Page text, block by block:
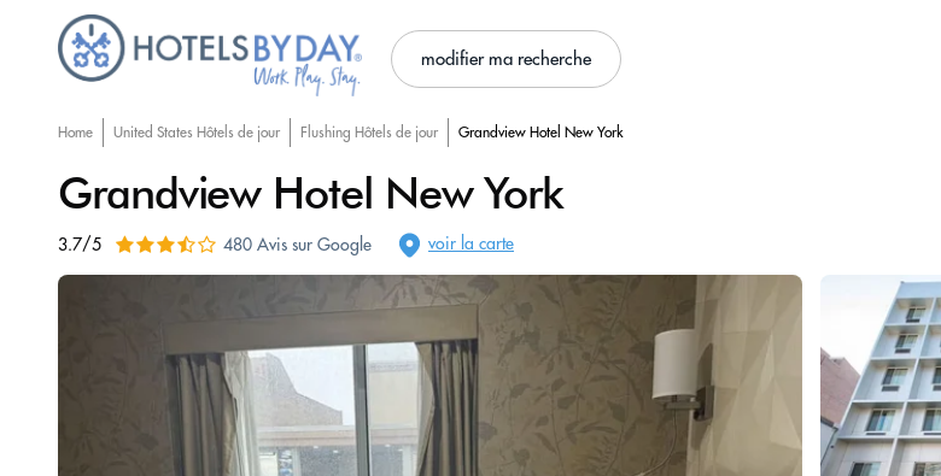
modifier ma recherche
Home United States Hôtels de jour Flushing Hôtels de jour Grandview Hotel New York
Grandview Hotel New York
3.7/5 480 Avis sur Google voir la carte